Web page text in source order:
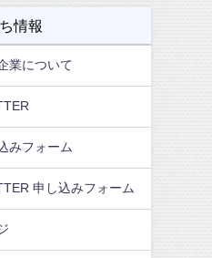
情報
業について
みフォーム
申し込みフォーム